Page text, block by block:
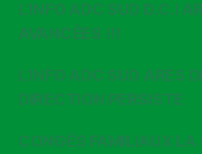
L’INFO ADC SUD D.C.I
AVANCÉES !!!
L’INFO ADC SUD ARES
DIRECTION PERSISTE
CONGÉS FAMILIAUX LA